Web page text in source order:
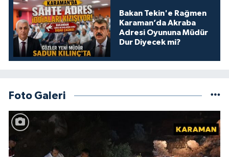
Bakan Tekin'e Rağmen
Karaman’da Akraba
Adresi Oyununa Müdür
Dur Diyecek mi?
Foto Galeri